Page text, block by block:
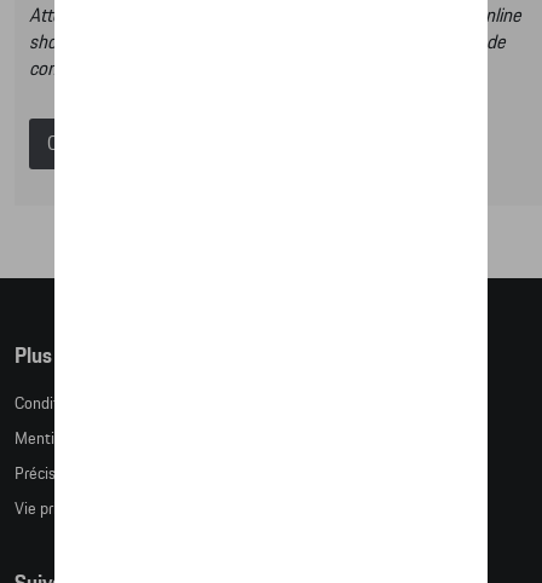
Attention, en cliquant sur le lien du catalogue vous sortez du online
shop et dans ce catalogue vous n’aurez donc pas la possibilité de
commander des articles en ligne.
Catalogue Porsche
Plus d'informations
Conditions de vente
Mentions légales
Précision des tailles
Vie privée